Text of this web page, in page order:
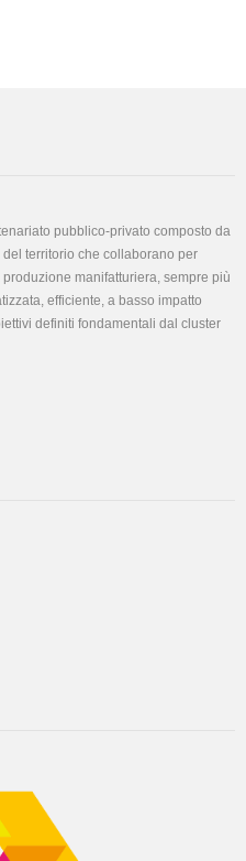
pubblico-privato composto da
territorio che collaborano per
manifatturiera, sempre più
efficiente, a basso impatto
definiti fondamentali dal cluster